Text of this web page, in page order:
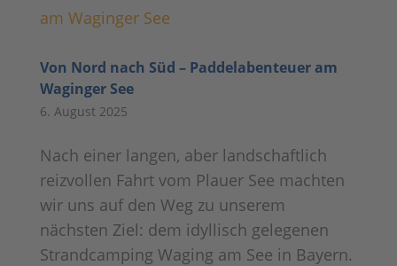
Von Nord nach Süd – Paddelabenteuer am
Waginger See
6. August 2025
Nach einer langen, aber landschaftlich
reizvollen Fahrt vom Plauer See machten
wir uns auf den Weg zu unserem
nächsten Ziel: dem idyllisch gelegenen
Strandcamping Waging am See in Bayern.